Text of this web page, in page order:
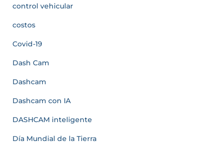
control vehicular
costos
Covid-19
Dash Cam
Dashcam
Dashcam con IA
DASHCAM inteligente
Día Mundial de la Tierra